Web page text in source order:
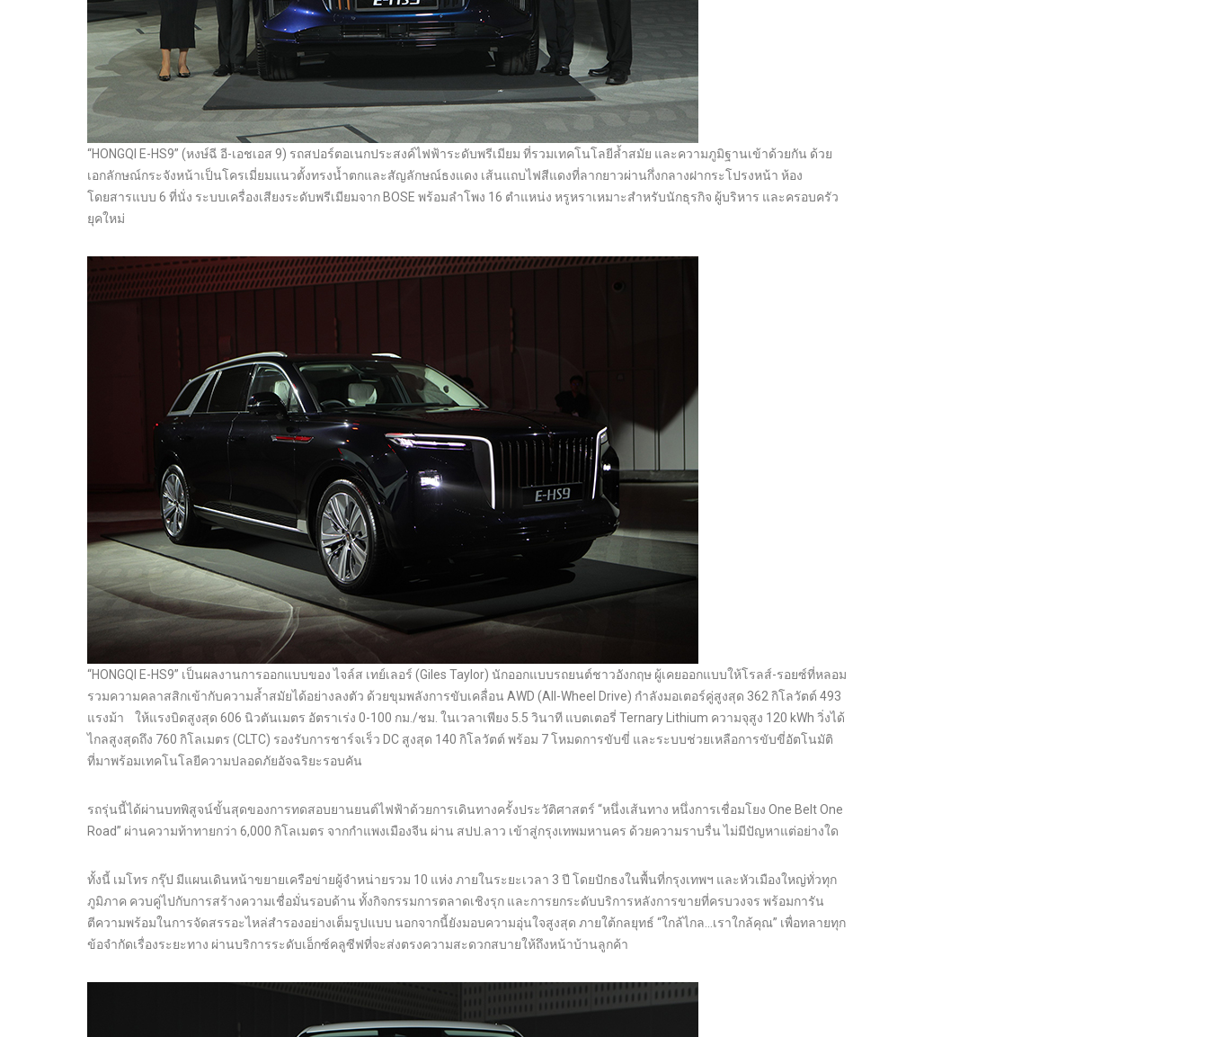
“HONGQI E-HS9” (หงษ์ฉี อี-เอชเอส 9) รถสปอร์ตอเนกประสงค์ไฟฟ้าระดับพรีเมียม ที่รวมเทคโนโลยีล้ำสมัย และความภูมิฐานเข้าด้วยกัน ด้วย
เอกลักษณ์กระจังหน้าเป็นโครเมี่ยมแนวตั้งทรงน้ำตกและสัญลักษณ์ธงแดง เส้นแถบไฟสีแดงที่ลากยาวผ่านกึ่งกลางฝากระโปรงหน้า ห้อง
โดยสารแบบ 6 ที่นั่ง ระบบเครื่องเสียงระดับพรีเมียมจาก BOSE พร้อมลำโพง 16 ตำแหน่ง หรูหราเหมาะสำหรับนักธุรกิจ ผู้บริหาร และครอบครัว
ยุคใหม่
“HONGQI E-HS9” เป็นผลงานการออกแบบของ ไจล์ส เทย์เลอร์ (Giles Taylor) นักออกแบบรถยนต์ชาวอังกฤษ ผู้เคยออกแบบให้โรลส์-รอยซ์ที่หลอม
รวมความคลาสสิกเข้ากับความล้ำสมัยได้อย่างลงตัว ด้วยขุมพลังการขับเคลื่อน AWD (All-Wheel Drive) กำลังมอเตอร์คู่สูงสุด 362 กิโลวัตต์ 493
แรงม้า ให้แรงบิดสูงสุด 606 นิวตันเมตร อัตราเร่ง 0-100 กม./ชม. ในเวลาเพียง 5.5 วินาที แบตเตอรี่ Ternary Lithium ความจุสูง 120 kWh วิ่งได้
ไกลสูงสุดถึง 760 กิโลเมตร (CLTC) รองรับการชาร์จเร็ว DC สูงสุด 140 กิโลวัตต์ พร้อม 7 โหมดการขับขี่ และระบบช่วยเหลือการขับขี่อัตโนมัติ
ที่มาพร้อมเทคโนโลยีความปลอดภัยอัจฉริยะรอบคัน
รถรุ่นนี้ได้ผ่านบทพิสูจน์ขั้นสุดของการทดสอบยานยนต์ไฟฟ้าด้วยการเดินทางครั้งประวัติศาสตร์ “หนึ่งเส้นทาง หนึ่งการเชื่อมโยง One Belt One
Road” ผ่านความท้าทายกว่า 6,000 กิโลเมตร จากกำแพงเมืองจีน ผ่าน สปป.ลาว เข้าสู่กรุงเทพมหานคร ด้วยความราบรื่น ไม่มีปัญหาแต่อย่างใด
ทั้งนี้ เมโทร กรุ๊ป มีแผนเดินหน้าขยายเครือข่ายผู้จำหน่ายรวม 10 แห่ง ภายในระยะเวลา 3 ปี โดยปักธงในพื้นที่กรุงเทพฯ และหัวเมืองใหญ่ทั่วทุก
ภูมิภาค ควบคู่ไปกับการสร้างความเชื่อมั่นรอบด้าน ทั้งกิจกรรมการตลาดเชิงรุก และการยกระดับบริการหลังการขายที่ครบวงจร พร้อมการัน
ตีความพร้อมในการจัดสรรอะไหล่สำรองอย่างเต็มรูปแบบ นอกจากนี้ยังมอบความอุ่นใจสูงสุด ภายใต้กลยุทธ์ “ใกล้ไกล…เราใกล้คุณ” เพื่อทลายทุก
ข้อจำกัดเรื่องระยะทาง ผ่านบริการระดับเอ็กซ์คลูซีฟที่จะส่งตรงความสะดวกสบายให้ถึงหน้าบ้านลูกค้า